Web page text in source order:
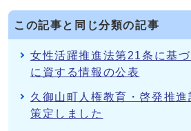
この記事と同じ分類の記事
女性活躍推進法第21条に基
に資する情報の公表
久御山町人権教育・啓発推
策定しました